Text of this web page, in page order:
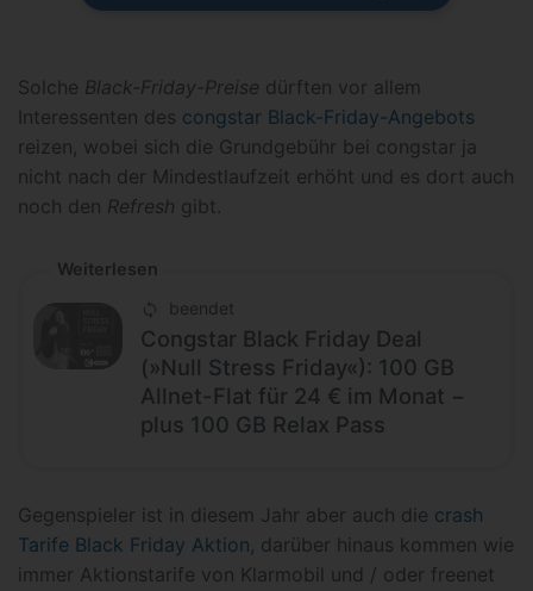
Solche Black-Friday-Preise dürften vor allem
Interessenten des congstar Black-Friday-Angebots
reizen, wobei sich die Grundgebühr bei congstar ja
nicht nach der Mindestlaufzeit erhöht und es dort auch
noch den Refresh gibt.
Weiterlesen
beendet
Congstar Black Friday Deal
(»Null Stress Friday«): 100 GB
Allnet-Flat für 24 € im Monat −
plus 100 GB Relax Pass
Gegenspieler ist in diesem Jahr aber auch die crash
Tarife Black Friday Aktion, darüber hinaus kommen wie
immer Aktionstarife von Klarmobil und / oder freenet